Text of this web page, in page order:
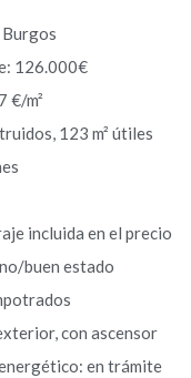
Burgos
126.000€
€/m²
123 m² útiles
incluida en el precio
buen estado
con ascensor
en trámite